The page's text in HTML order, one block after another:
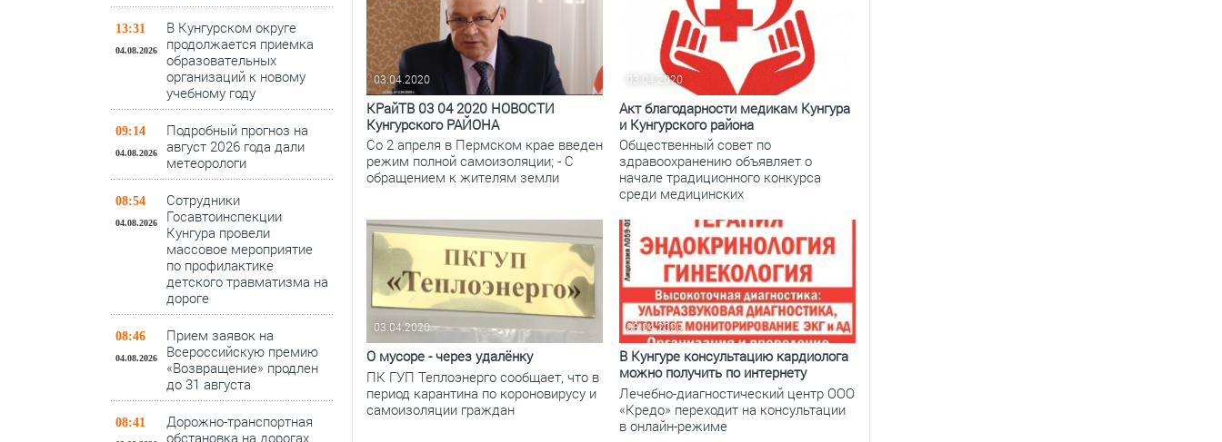
13:31
04.08.2026
В Кунгурском округе
продолжается приемка
образовательных
организаций к новому
учебному году
09:14
04.08.2026
Подробный прогноз на
август 2026 года дали
метеорологи
08:54
04.08.2026
Сотрудники
Госавтоинспекции
Кунгура провели
массовое мероприятие
по профилактике
детского травматизма на
дороге
08:46
04.08.2026
Прием заявок на
Всероссийскую премию
«Возвращение» продлен
до 31 августа
08:41
Дорожно-транспортная
обстановка на дорогах
03.04.2020
КРайТВ 03 04 2020 НОВОСТИ
Кунгурского РАЙОНА
Со 2 апреля в Пермском крае введен
режим полной самоизоляции; - С
обращением к жителям земли
03.04.2020
Акт благодарности медикам Кунгура
и Кунгурского района
Общественный совет по
здравоохранению объявляет о
начале традиционного конкурса
среди медицинских
03.04.2020
О мусоре - через удалёнку
ПК ГУП Теплоэнерго сообщает, что в
период карантина по короновирусу и
самоизоляции граждан
03.04.2020
В Кунгуре консультацию кардиолога
можно получить по интернету
Лечебно-диагностический центр ООО
«Кредо» переходит на консультации
в онлайн-режиме